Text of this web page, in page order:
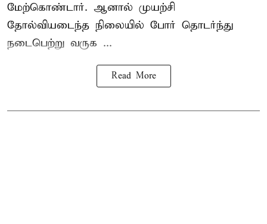
மேற்கொண்டார். ஆனால் முயற்சி
தோல்வியடைந்த நிலையில் போர் தொடர்ந்து
நடைபெற்று வருக ...
Read More